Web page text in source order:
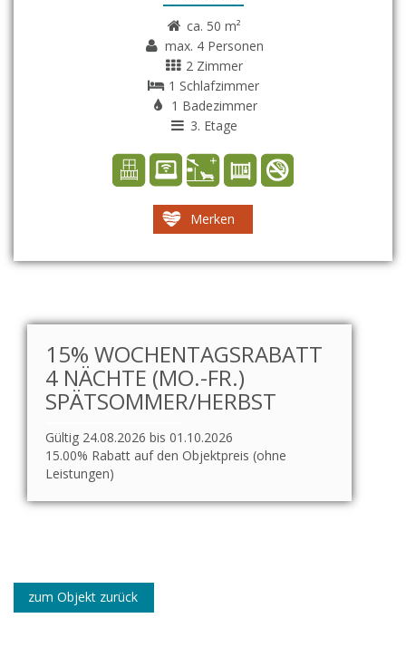
ca. 50 m²
max. 4 Personen
2 Zimmer
1 Schlafzimmer
1 Badezimmer
3. Etage
Merken
15% WOCHENTAGSRABATT
4 NÄCHTE (MO.-FR.)
SPÄTSOMMER/HERBST
Gültig 24.08.2026 bis 01.10.2026
15.00% Rabatt auf den Objektpreis (ohne
Leistungen)
zum Objekt zurück